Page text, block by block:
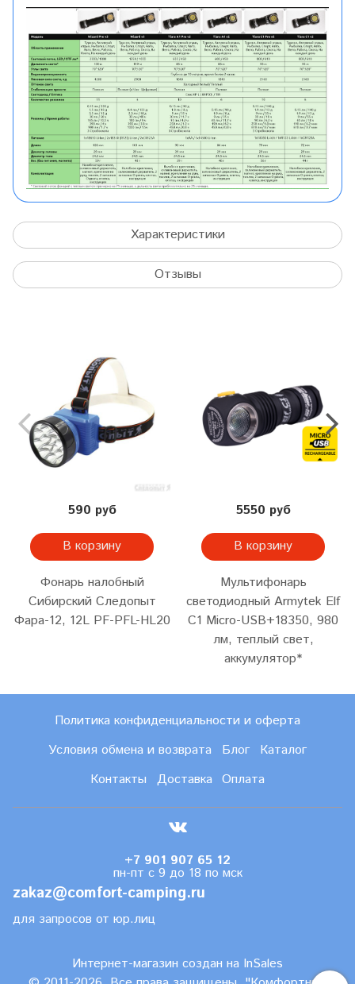
Характеристики
Отзывы
590 руб
В корзину
Фонарь налобный
Сибирский Следопыт
Фара-12, 12L PF-PFL-HL20
5550 руб
В корзину
Мультифонарь
светодиодный Armytek Elf
C1 Micro-USB+18350, 980
лм, теплый свет,
аккумулятор*
Политика конфиденциальности и оферта
Условия обмена и возврата
Блог
Каталог
Контакты
Доставка Оплата
+7 901 907 65 12
пн-пт с 9 до 18 по мск
zakaz@comfort-camping.ru
для запросов от юр.лиц
Интернет-магазин создан на InSales